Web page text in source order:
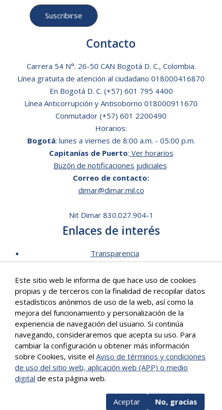
Contacto
Carrera 54 N°. 26-50 CAN Bogotá D. C., Colombia.
Línea gratuita de atención al ciudadano 018000416870
En Bogotá D. C. (+57) 601 795 4400
Línea Anticorrupción y Antisoborno 018000911670
Conmutador (+57) 601 2200490
Horarios:
Bogotá: lunes a viernes de 8:00 a.m. - 05:00 p.m.
Capitanías de Puerto: Ver horarios
Buzón de notificaciones judiciales
Correo de contacto:
dimar@dimar.mil.co
Nit Dimar 830.027.904-1
Enlaces de interés
Transparencia
Mecanismos de contacto
Software para personas en situación de discapacidad
Signos en Red
Intranet de Dimar
Correo Institucional
Políticas
Mapa del sitio
Este sitio web le informa de que hace uso de cookies
propias y de terceros con la finalidad de recopilar datos
estadísticos anónimos de uso de la web, así como la
mejora del funcionamiento y personalización de la
experiencia de navegación del usuario. Si continúa
navegando, consideraremos que acepta su uso. Para
cambiar la configuración u obtener más información
sobre Cookies, visite elAviso de términos y condiciones
de uso del sitio web, aplicación web (APP) o medio
digital de esta página web.
Aceptar No, gracias